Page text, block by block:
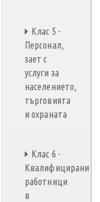
Клас 5 -
Персонал,
зает с
услуги за
населението,
търговията
и охраната
Клас 6 -
Квалифицирани
работници
в